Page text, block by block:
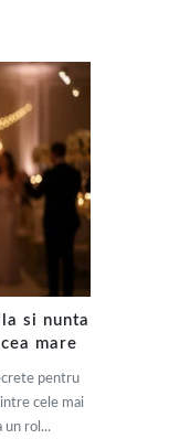
si nunta
mare
pentru
cele mai
un rol...